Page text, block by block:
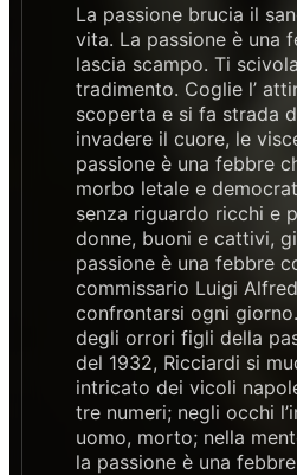
La passione brucia il
vita. La passione è una
lascia scampo. Ti
tradimento. Coglie l’
scoperta e si fa strada
invadere il cuore, le
passione è una febbre
morbo letale e
senza riguardo ricchi e
donne, buoni e cattivi,
passione è una febbre
commissario Luigi
confrontarsi ogni
degli orrori figli della
del 1932, Ricciardi si
intricato dei vicoli
tre numeri; negli occhi
uomo, morto; nella
la passione è una